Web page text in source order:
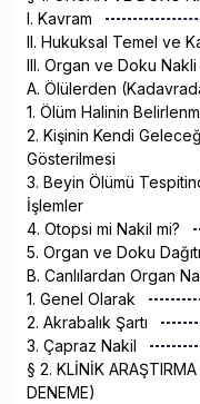
I. Kavram
II. Hukuksal Temel ve
III. Organ ve Doku
A. Ölülerden
1. Ölüm Halinin
2. Kişinin Kendi
Gösterilmesi
3. Beyin Ölümü
İşlemler
4. Otopsi mi Nakil mi?
5. Organ ve Doku
B. Canlılardan Organ
1. Genel Olarak
2. Akrabalık Şartı
3. Çapraz Nakil
§ 2. KLİNİK
DENEME)